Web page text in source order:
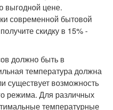
выгодной цене.
современной бытовой
скидку в 15% -
должно быть в
температура должна
существует возможность
режима. Для различных
температурные